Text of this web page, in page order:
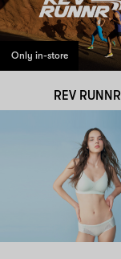
Only in-store
REV RUNNR